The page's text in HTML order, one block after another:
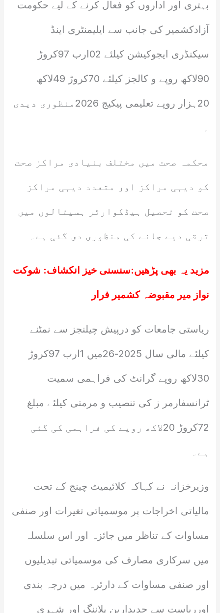
بہتری اور اداروں کو فعال کرنے کے لیے حکومت
آزادکشمیر کی جانب سے ایلیمنٹری اینڈ
سیکنڈری ایجوکیشن کیلئے 02ارب 97کروڑ
90لاکھ روپے و کالجز کیلئے 70کروڑ 49لاکھ
20ہزار روپے تعلیمی پیکیج 2026منظوری دیدی
۔
محکمہ صحت میں مختلف بنیادی مراکز صحت
کو دیہی مراکز اور متعدد دیہی مراکز
صحت کو تحصیل ہیڈکوارٹر ہسپتالوں میں
ترقی دیے جانے کی منظوری دی گئی ہے۔
مزید یہ بھی پڑھیں:سنسنی خیز انکشاف: شوکت
نواز میر مقبوضہ کشمیر فرار
ریاستی جامعات کو درپیش چیلنجز سے نمٹنے
کیلئے مالی سال 2025-26میں 1ارب 97کروڑ
30لاکھ روپے گرانٹ کی فراہمی سمیت
ٹرانسفارمر ز کی تنصیب و مرمتی کیلئے مبلغ
72کروڑ 20لاکھ روپے کی فراہمی کی گئی
ہے۔
وزیرخزانہ نے کہاکہ کلائیمیٹ چینج کے تحت
مالیاتی اخراجات پر موسمیاتی تغیرات اور صنفی
مساوات کے تناظر میں جائزہ اور اس سلسلہ
میں سرکاری مصارف کی موسمیاتی تبدیلیوں
اور صنفی مساوات کے دارئرہ میں درجہ بندی
اورریاست سے جدیداربن پلاننگ اور شہری